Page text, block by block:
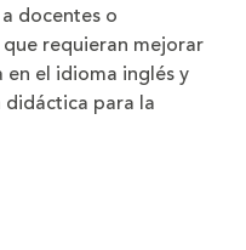
docentes o
requieran mejorar
el idioma inglés y
para la